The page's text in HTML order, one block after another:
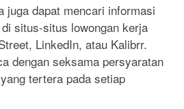
juga dapat mencari informasi
situs-situs lowongan kerja
LinkedIn, atau Kalibrr.
dengan seksama persyaratan
tertera pada setiap